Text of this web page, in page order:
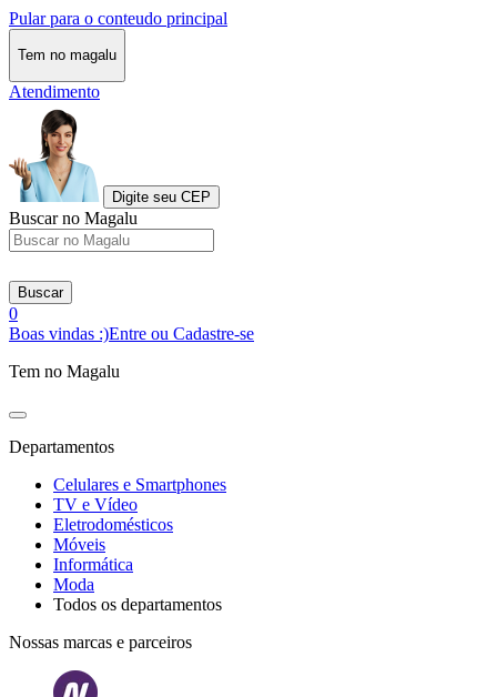
Pular para o conteudo principal
Tem no magalu
Atendimento
Digite seu CEP
Buscar no Magalu
Buscar
0
Boas vindas :)Entre ou Cadastre-se
Tem no Magalu
Departamentos
Celulares e Smartphones
TV e Vídeo
Eletrodomésticos
Móveis
Informática
Moda
Todos os departamentos
Nossas marcas e parceiros